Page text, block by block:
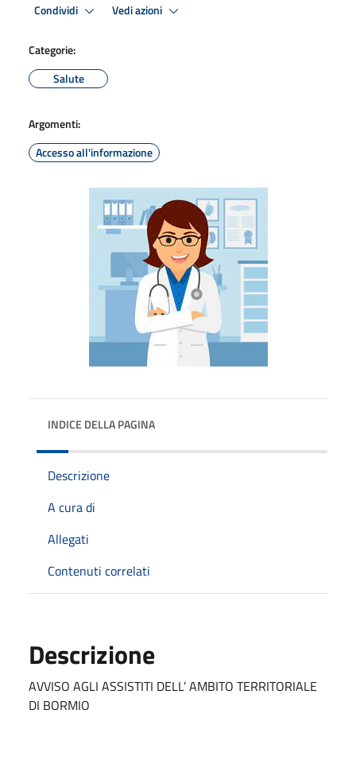
Condividi Vedi azioni
Categorie:
Salute
Argomenti:
Accesso all'informazione
INDICE DELLA PAGINA
Descrizione
A cura di
Allegati
Contenuti correlati
Descrizione
AVVISO AGLI ASSISTITI DELL’ AMBITO TERRITORIALE
DI BORMIO